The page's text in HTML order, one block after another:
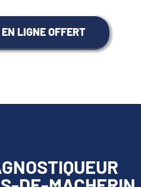
LIGNE OFFERT